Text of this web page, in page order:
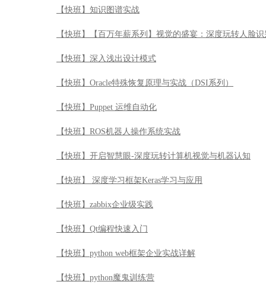
【快班】知识图谱实战
【快班】【百万年薪系列】视觉的盛宴：深度玩转人脸识
【快班】深入浅出设计模式
【快班】Oracle特殊恢复原理与实战（DSI系列）
【快班】Puppet 运维自动化
【快班】ROS机器人操作系统实战
【快班】开启智慧眼-深度玩转计算机视觉与机器认知
【快班】 深度学习框架Keras学习与应用
【快班】zabbix企业级实践
【快班】Qt编程快速入门
【快班】python web框架企业实战详解
【快班】python魔鬼训练营